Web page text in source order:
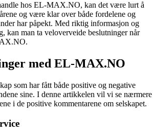
hos EL-MAX.NO, kan det være lurt å
og være klar over både fordelene og
har påpekt. Med riktig informasjon og
kan man ta veloverveide beslutninger når
med EL-MAX.NO
som har fått både positive og negative
sine. I denne artikkelen vil vi se nærmere
i de positive kommentarene om selskapet.